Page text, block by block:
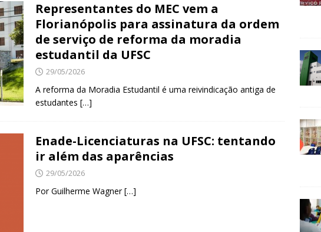
Representantes do MEC vem a
Florianópolis para assinatura da ordem
de serviço de reforma da moradia
estudantil da UFSC
29/05/2026
A reforma da Moradia Estudantil é uma reivindicação antiga de
estudantes […]
Enade-Licenciaturas na UFSC: tentando
ir além das aparências
29/05/2026
Por Guilherme Wagner[…]